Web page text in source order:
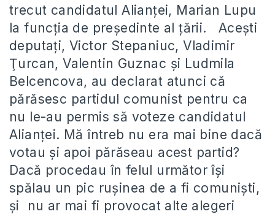
trecut candidatul Alianţei, Marian Lupu
la funcţia de preşedinte al ţării. Aceşti
deputaţi, Victor Stepaniuc, Vladimir
Ţurcan, Valentin Guznac şi Ludmila
Belcencova, au declarat atunci că
părăsesc partidul comunist pentru ca
nu le-au permis să voteze candidatul
Alianţei. Mă întreb nu era mai bine dacă
votau şi apoi părăseau acest partid?
Dacă procedau în felul următor îşi
spălau un pic ruşinea de a fi comunişti,
şi nu ar mai fi provocat alte alegeri